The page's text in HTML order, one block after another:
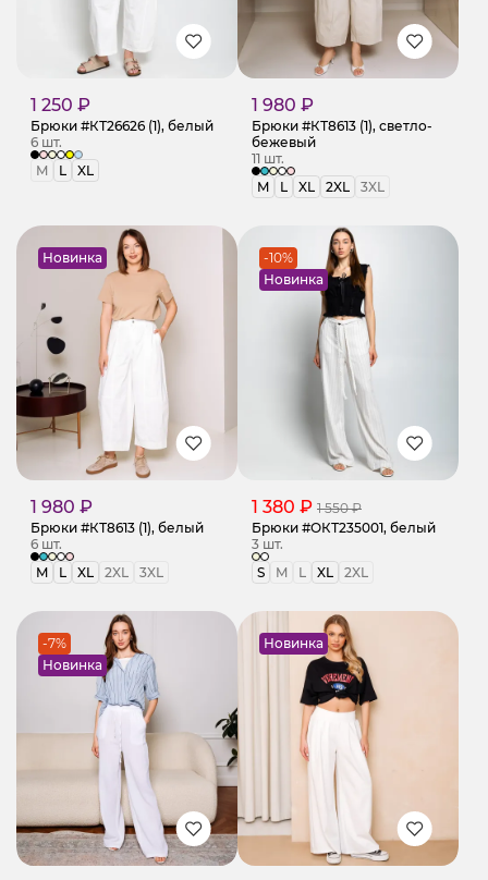
1 250 ₽
Брюки #КТ26626 (1), белый
6 шт.
M
L XL
1 980 ₽
Брюки #КТ8613 (1), светло-
бежевый
11 шт.
M
L XL 2XL 3XL
Новинка
1 980 ₽
Брюки #КТ8613 (1), белый
6 шт.
M
L XL 2XL 3XL
-10%
Новинка
1 380 ₽ 1 550 ₽
Брюки #ОКТ235001, белый
3 шт.
S
M L XL 2XL
-7%
Новинка
Новинка